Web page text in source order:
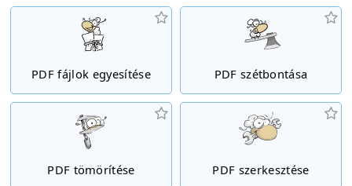
PDF fájlok egyesítése PDF szétbontása
PDF tömörítése PDF szerkesztése